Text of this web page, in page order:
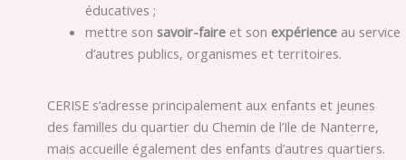
éducatives ;
mettre son savoir-faireet son expérienceau service
d’autres publics, organismes et territoires.
CERISE s’adresse principalement aux enfants et jeunes
des familles du quartier du Chemin de l’Ile de Nanterre,
mais accueille également des enfants d’autres quartiers.